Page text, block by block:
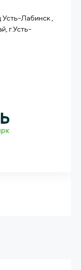
Лабинск ,
г.Усть-